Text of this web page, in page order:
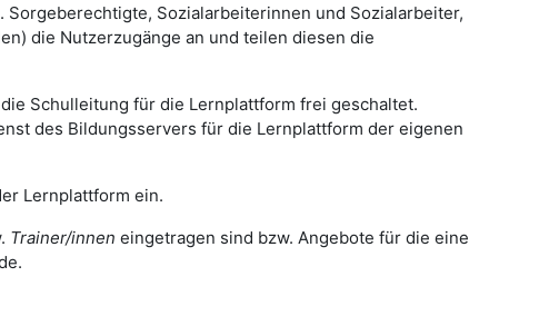
Sozialarbeiterinnen und Sozialarbeiter,
die Nutzerzugänge an und teilen diesen die
Schulleitung für die Lernplattform frei geschaltet.
des Bildungsservers für die Lernplattform der eigenen
Lernplattform ein.
Trainer/innen eingetragen sind bzw. Angebote für die eine